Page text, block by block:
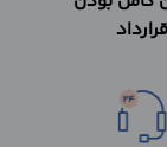
قرارداد